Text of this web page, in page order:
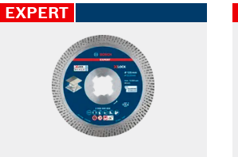
EXPERT